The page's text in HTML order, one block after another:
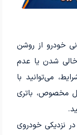
خودرو از روشن
شدن یا عدم
می‌توانید با
مخصوص، باتری
در نزدیکی خودروی